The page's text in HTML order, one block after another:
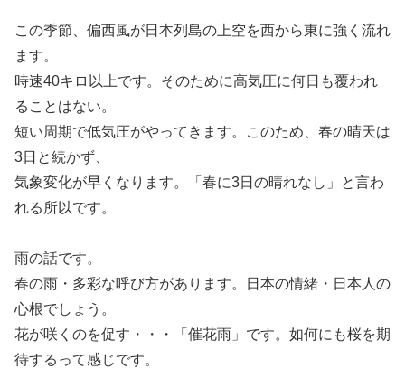
この季節、偏西風が日本列島の上空を西から東に強く流れ
ます。
時速40キロ以上です。そのために高気圧に何日も覆われ
ることはない。
短い周期で低気圧がやってきます。このため、春の晴天は
3日と続かず、
気象変化が早くなります。「春に3日の晴れなし」と言わ
れる所以です。
雨の話です。
春の雨・多彩な呼び方があります。日本の情緒・日本人の
心根でしょう。
花が咲くのを促す・・・「催花雨」です。如何にも桜を期
待するって感じです。